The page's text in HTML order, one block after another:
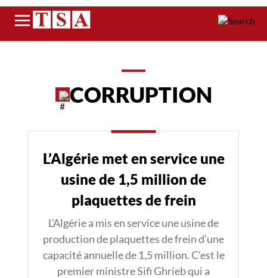
Menu
CORRUPTION
L’Algérie met en service une
usine de 1,5 million de
plaquettes de frein
L’Algérie a mis en service une usine de
production de plaquettes de frein d’une
capacité annuelle de 1,5 million. C’est le
premier ministre Sifi Ghrieb qui a